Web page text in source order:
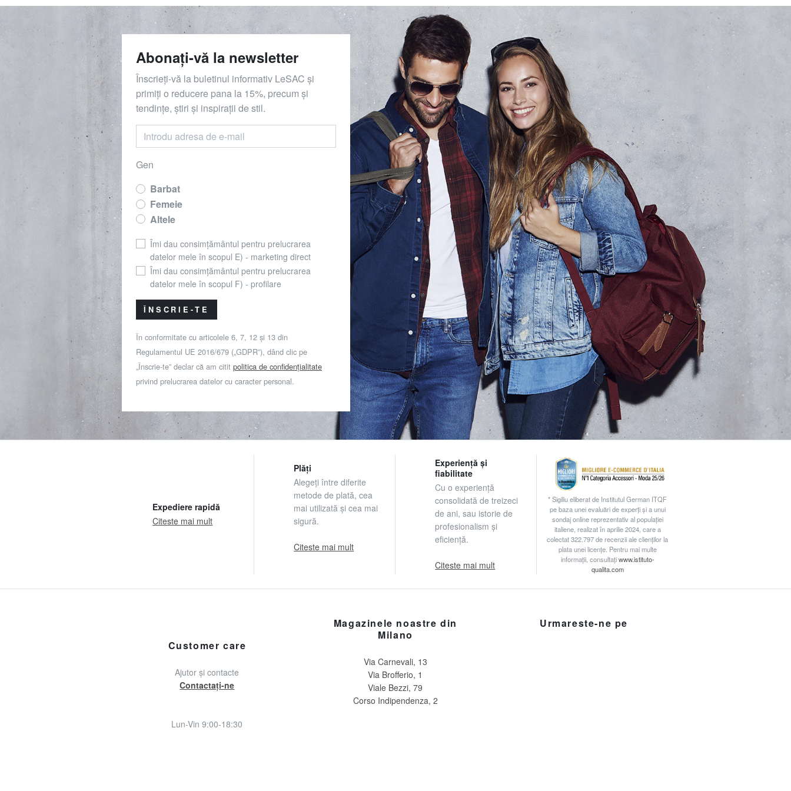
Abonați-vă la newsletter
Înscrieți-vă la buletinul informativ LeSAC și
primiți o reducere pana la 15%, precum și
tendințe, știri și inspirații de stil.
Gen
Barbat
Femeie
Altele
Îmi dau consimțământul pentru prelucrarea
datelor mele în scopul E) - marketing direct
Îmi dau consimțământul pentru prelucrarea
datelor mele în scopul F) - profilare
ÎNSCRIE-TE
În conformitate cu articolele 6, 7, 12 și 13 din
Regulamentul UE 2016/679 („GDPR”), dând clic pe
„Înscrie-te” declar că am citit politica de confidențialitate
privind prelucrarea datelor cu caracter personal.
Expediere rapidă
Citeste mai mult
Plăți
Alegeți între diferite
metode de plată, cea
mai utilizată și cea mai
sigură.
Citeste mai mult
Experiență și
fiabilitate
Cu o experiență
consolidată de treizeci
de ani, sau istorie de
profesionalism și
eficiență.
Citeste mai mult
* Sigiliu eliberat de Institutul German ITQF
pe baza unei evaluări de experți și a unui
sondaj online reprezentativ al populației
italiene, realizat în aprilie 2024, care a
colectat 322.797 de recenzii ale clienților la
plata unei licențe. Pentru mai multe
informații, consultațiwww.istituto-
qualita.com
Customer care
Ajutor și contacte
Contactați-ne
Lun-Vin 9:00-18:30
Magazinele noastre din
Milano
Via Carnevali, 13
Via Brofferio, 1
Viale Bezzi, 79
Corso Indipendenza, 2
Urmareste-ne pe